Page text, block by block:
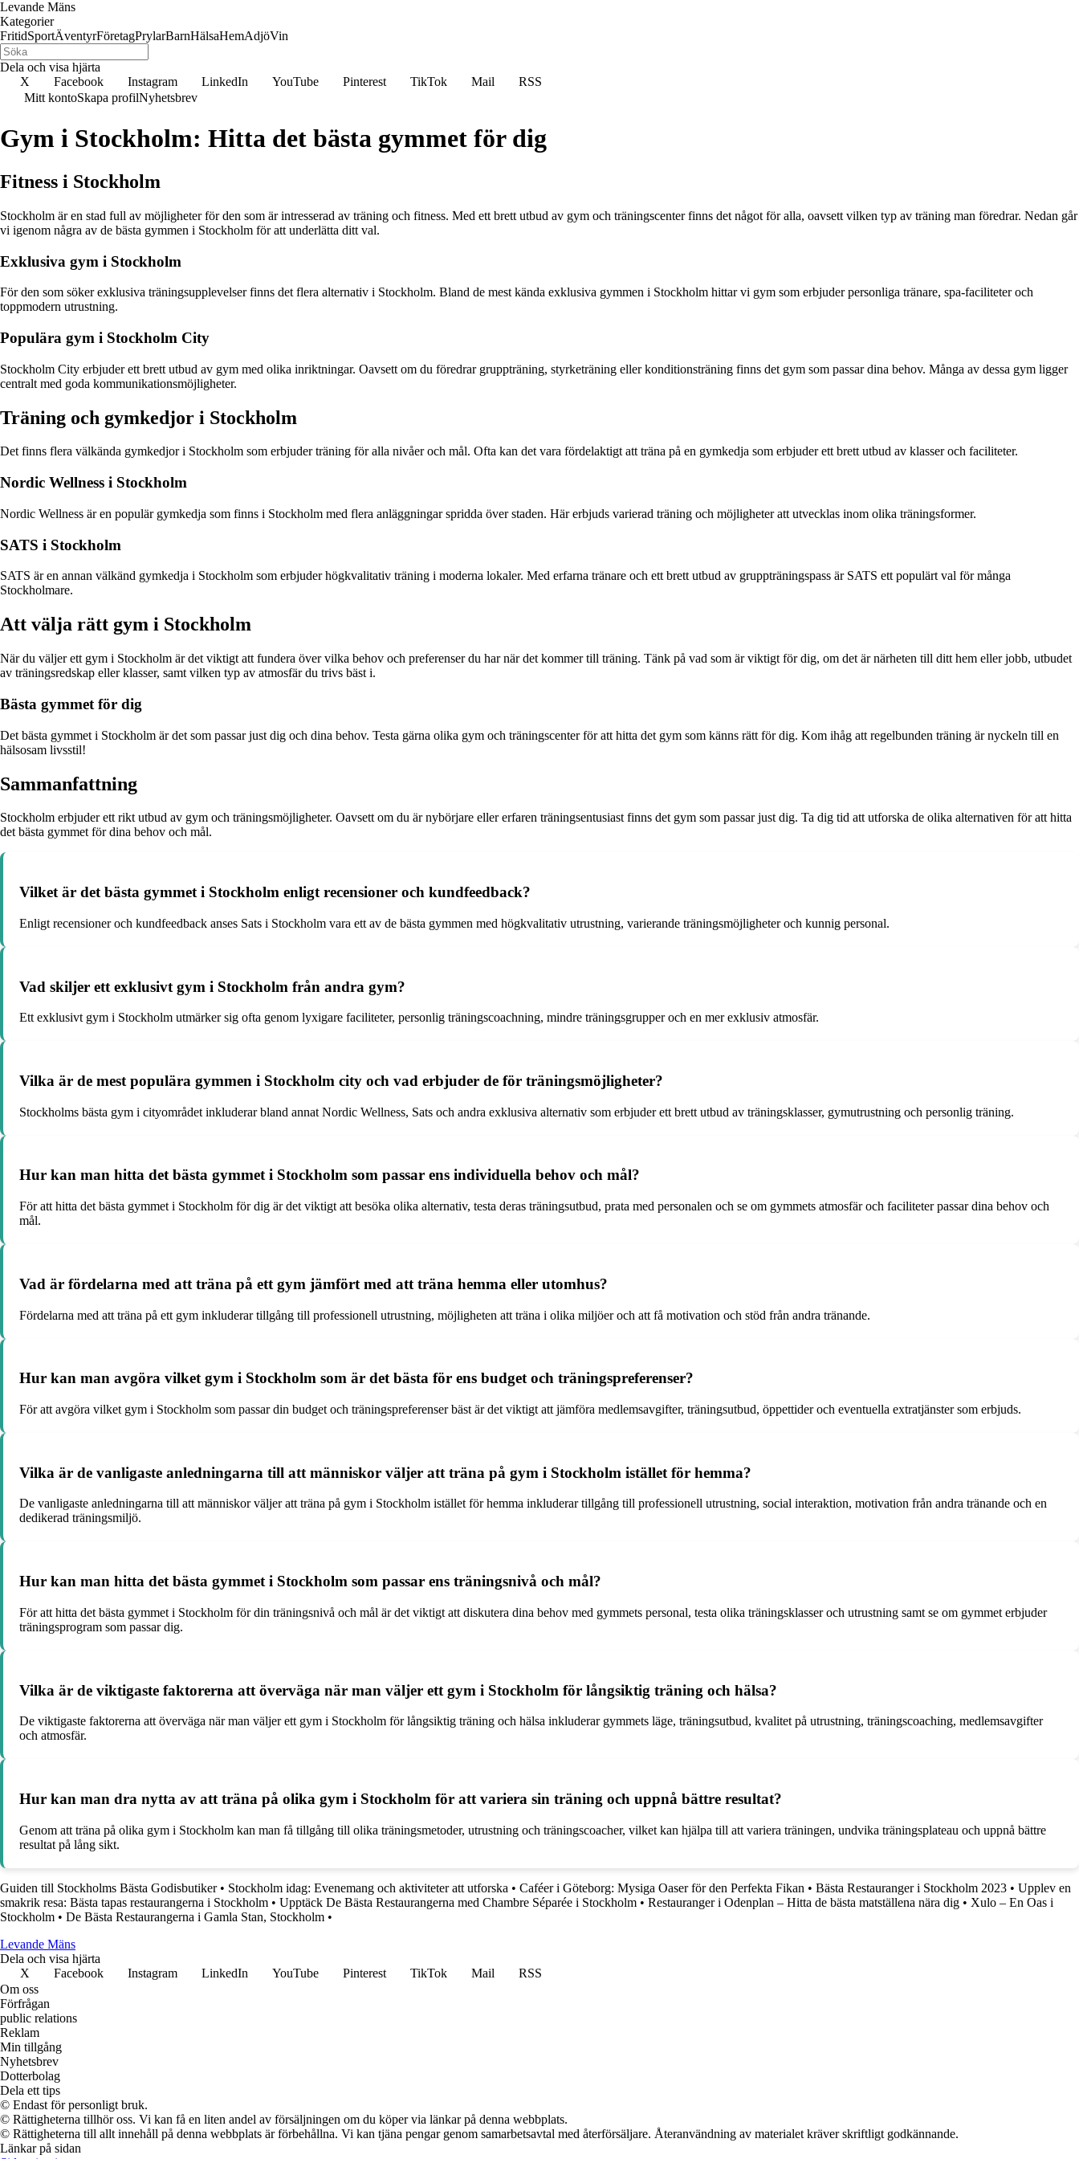
Levande Mäns
Kategorier
FritidSportÄventyrFöretagPrylarBarnHälsaHemAdjöVin
Dela och visa hjärta
X
Facebook Instagram LinkedIn YouTube Pinterest TikTok Mail
RSS
Mitt kontoSkapa profilNyhetsbrev
Gym i Stockholm: Hitta det bästa gymmet för dig
Fitness i Stockholm
Stockholm är en stad full av möjligheter för den som är intresserad av träning och fitness. Med ett brett utbud av gym och träningscenter finns det något för alla, oavsett vilken typ av träning man föredrar. Nedan går
vi igenom några av de bästa gymmen i Stockholm för att underlätta ditt val.
Exklusiva gym i Stockholm
För den som söker exklusiva träningsupplevelser finns det flera alternativ i Stockholm. Bland de mest kända exklusiva gymmen i Stockholm hittar vi gym som erbjuder personliga tränare, spa-faciliteter och
toppmodern utrustning.
Populära gym i Stockholm City
Stockholm City erbjuder ett brett utbud av gym med olika inriktningar. Oavsett om du föredrar gruppträning, styrketräning eller konditionsträning finns det gym som passar dina behov. Många av dessa gym ligger
centralt med goda kommunikationsmöjligheter.
Träning och gymkedjor i Stockholm
Det finns flera välkända gymkedjor i Stockholm som erbjuder träning för alla nivåer och mål. Ofta kan det vara fördelaktigt att träna på en gymkedja som erbjuder ett brett utbud av klasser och faciliteter.
Nordic Wellness i Stockholm
Nordic Wellness är en populär gymkedja som finns i Stockholm med flera anläggningar spridda över staden. Här erbjuds varierad träning och möjligheter att utvecklas inom olika träningsformer.
SATS i Stockholm
SATS är en annan välkänd gymkedja i Stockholm som erbjuder högkvalitativ träning i moderna lokaler. Med erfarna tränare och ett brett utbud av gruppträningspass är SATS ett populärt val för många
Stockholmare.
Att välja rätt gym i Stockholm
När du väljer ett gym i Stockholm är det viktigt att fundera över vilka behov och preferenser du har när det kommer till träning. Tänk på vad som är viktigt för dig, om det är närheten till ditt hem eller jobb, utbudet
av träningsredskap eller klasser, samt vilken typ av atmosfär du trivs bäst i.
Bästa gymmet för dig
Det bästa gymmet i Stockholm är det som passar just dig och dina behov. Testa gärna olika gym och träningscenter för att hitta det gym som känns rätt för dig. Kom ihåg att regelbunden träning är nyckeln till en
hälsosam livsstil!
Sammanfattning
Stockholm erbjuder ett rikt utbud av gym och träningsmöjligheter. Oavsett om du är nybörjare eller erfaren träningsentusiast finns det gym som passar just dig. Ta dig tid att utforska de olika alternativen för att hitta
det bästa gymmet för dina behov och mål.
Vilket är det bästa gymmet i Stockholm enligt recensioner och kundfeedback?
Enligt recensioner och kundfeedback anses Sats i Stockholm vara ett av de bästa gymmen med högkvalitativ utrustning, varierande träningsmöjligheter och kunnig personal.
Vad skiljer ett exklusivt gym i Stockholm från andra gym?
Ett exklusivt gym i Stockholm utmärker sig ofta genom lyxigare faciliteter, personlig träningscoachning, mindre träningsgrupper och en mer exklusiv atmosfär.
Vilka är de mest populära gymmen i Stockholm city och vad erbjuder de för träningsmöjligheter?
Stockholms bästa gym i cityområdet inkluderar bland annat Nordic Wellness, Sats och andra exklusiva alternativ som erbjuder ett brett utbud av träningsklasser, gymutrustning och personlig träning.
Hur kan man hitta det bästa gymmet i Stockholm som passar ens individuella behov och mål?
För att hitta det bästa gymmet i Stockholm för dig är det viktigt att besöka olika alternativ, testa deras träningsutbud, prata med personalen och se om gymmets atmosfär och faciliteter passar dina behov och
mål.
Vad är fördelarna med att träna på ett gym jämfört med att träna hemma eller utomhus?
Fördelarna med att träna på ett gym inkluderar tillgång till professionell utrustning, möjligheten att träna i olika miljöer och att få motivation och stöd från andra tränande.
Hur kan man avgöra vilket gym i Stockholm som är det bästa för ens budget och träningspreferenser?
För att avgöra vilket gym i Stockholm som passar din budget och träningspreferenser bäst är det viktigt att jämföra medlemsavgifter, träningsutbud, öppettider och eventuella extratjänster som erbjuds.
Vilka är de vanligaste anledningarna till att människor väljer att träna på gym i Stockholm istället för hemma?
De vanligaste anledningarna till att människor väljer att träna på gym i Stockholm istället för hemma inkluderar tillgång till professionell utrustning, social interaktion, motivation från andra tränande och en
dedikerad träningsmiljö.
Hur kan man hitta det bästa gymmet i Stockholm som passar ens träningsnivå och mål?
För att hitta det bästa gymmet i Stockholm för din träningsnivå och mål är det viktigt att diskutera dina behov med gymmets personal, testa olika träningsklasser och utrustning samt se om gymmet erbjuder
träningsprogram som passar dig.
Vilka är de viktigaste faktorerna att överväga när man väljer ett gym i Stockholm för långsiktig träning och hälsa?
De viktigaste faktorerna att överväga när man väljer ett gym i Stockholm för långsiktig träning och hälsa inkluderar gymmets läge, träningsutbud, kvalitet på utrustning, träningscoaching, medlemsavgifter
och atmosfär.
Hur kan man dra nytta av att träna på olika gym i Stockholm för att variera sin träning och uppnå bättre resultat?
Genom att träna på olika gym i Stockholm kan man få tillgång till olika träningsmetoder, utrustning och träningscoacher, vilket kan hjälpa till att variera träningen, undvika träningsplateau och uppnå bättre
resultat på lång sikt.
Guiden till Stockholms Bästa Godisbutiker• Stockholm idag: Evenemang och aktiviteter att utforska • Caféer i Göteborg: Mysiga Oaser för den Perfekta Fikan • Bästa Restauranger i Stockholm 2023 • Upplev en
smakrik resa: Bästa tapas restaurangerna i Stockholm • Upptäck De Bästa Restaurangerna med Chambre Séparée i Stockholm • Restauranger i Odenplan – Hitta de bästa matställena nära dig • Xulo – En Oas i
Stockholm • De Bästa Restaurangerna i Gamla Stan, Stockholm •
Levande Mäns
Dela och visa hjärta
X
Facebook Instagram LinkedIn YouTube Pinterest TikTok Mail
RSS
Om oss
Förfrågan
public relations
Reklam
Min tillgång
Nyhetsbrev
Dotterbolag
Dela ett tips
© Endast för personligt bruk.
© Rättigheterna tillhör oss. Vi kan få en liten andel av försäljningen om du köper via länkar på denna webbplats.
© Rättigheterna till allt innehåll på denna webbplats är förbehållna. Vi kan tjäna pengar genom samarbetsavtal med återförsäljare. Återanvändning av materialet kräver skriftligt godkännande.
Länkar på sidan